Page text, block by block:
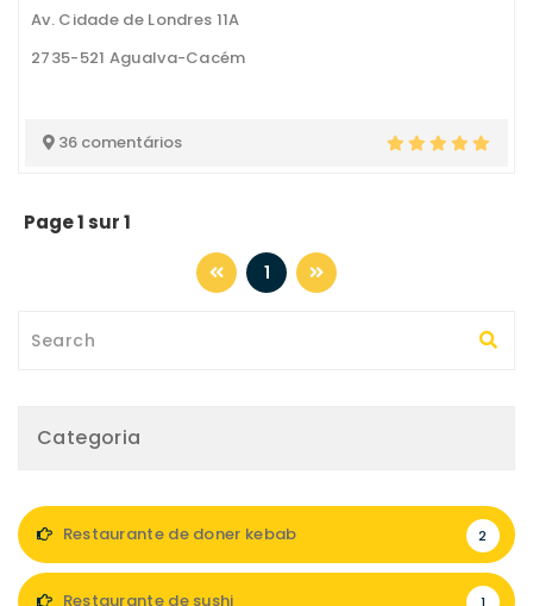
Av. Cidade de Londres 11A
2735-521 Agualva-Cacém
36 comentários
Page 1 sur 1
1
Categoria
Restaurante de doner kebab 2
Restaurante de sushi